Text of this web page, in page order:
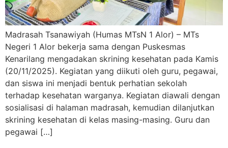
Madrasah Tsanawiyah (Humas MTsN 1 Alor) – MTs
Negeri 1 Alor bekerja sama dengan Puskesmas
Kenarilang mengadakan skrining kesehatan pada Kamis
(20/11/2025). Kegiatan yang diikuti oleh guru, pegawai,
dan siswa ini menjadi bentuk perhatian sekolah
terhadap kesehatan warganya. Kegiatan diawali dengan
sosialisasi di halaman madrasah, kemudian dilanjutkan
skrining kesehatan di kelas masing-masing. Guru dan
pegawai […]